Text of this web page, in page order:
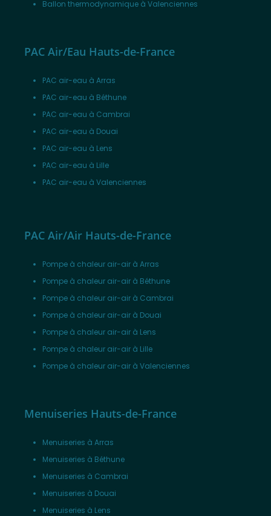
Ballon thermodynamique à Valenciennes
PAC Air/Eau Hauts-de-France
PAC air-eau à Arras
PAC air-eau à Béthune
PAC air-eau à Cambrai
PAC air-eau à Douai
PAC air-eau à Lens
PAC air-eau à Lille
PAC air-eau à Valenciennes
PAC Air/Air Hauts-de-France
Pompe à chaleur air-air à Arras
Pompe à chaleur air-air à Béthune
Pompe à chaleur air-air à Cambrai
Pompe à chaleur air-air à Douai
Pompe à chaleur air-air à Lens
Pompe à chaleur air-air à Lille
Pompe à chaleur air-air à Valenciennes
Menuiseries Hauts-de-France
Menuiseries à Arras
Menuiseries à Béthune
Menuiseries à Cambrai
Menuiseries à Douai
Menuiseries à Lens